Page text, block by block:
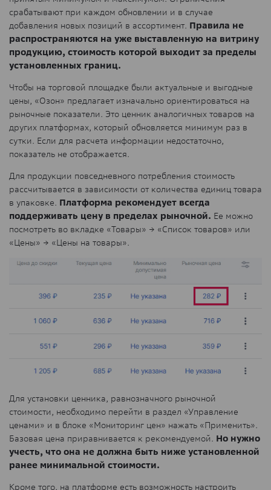
срабатывают при каждом обновлении и в случае
добавления новых позиций в ассортимент. Правила не
распространяются на уже выставленную на витрину
продукцию, стоимость которой выходит за пределы
установленных границ.
Чтобы на торговой площадке были актуальные и выгодные
цены, «Озон» предлагает изначально ориентироваться на
рыночные показатели. Это ценник аналогичных товаров на
других платформах, который обновляется минимум раз в
сутки. Если для расчета информации недостаточно,
показатель не отображается.
Для продукции повседневного потребления стоимость
рассчитывается в зависимости от количества единиц товара
в упаковке. Платформа рекомендует всегда
поддерживать цену в пределах рыночной. Ее можно
посмотреть во вкладке «Товары» → «Список товаров» или
«Цены» → «Цены на товары».
Для установки ценника, равнозначного рыночной
стоимости, необходимо перейти в раздел «Управление
ценами» и в блоке «Мониторинг цен» нажать «Применить».
Базовая цена приравнивается к рекомендуемой. Но нужно
учесть, что она не должна быть ниже установленной
ранее минимальной стоимости.
Кроме того, на платформе есть возможность настроить